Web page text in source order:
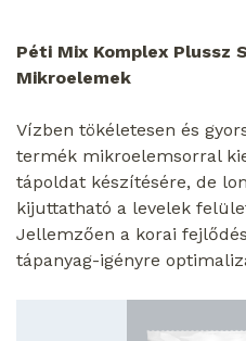
Péti Mix Komplex Plussz
Mikroelemek
Vízben tökéletesen és
termék mikroelemsorral
tápoldat készítésére, de
kijuttatható a levelek
Jellemzően a korai
tápanyag-igényre